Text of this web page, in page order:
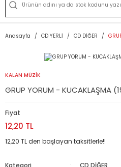
Anasayfa CD YERLİ CD DİĞER
KALAN MÜZİK
GRUP YORUM - KUCAKLAŞMA
Fiyat
12,20 TL
12,20 TL den başlayan taksitlerle!!